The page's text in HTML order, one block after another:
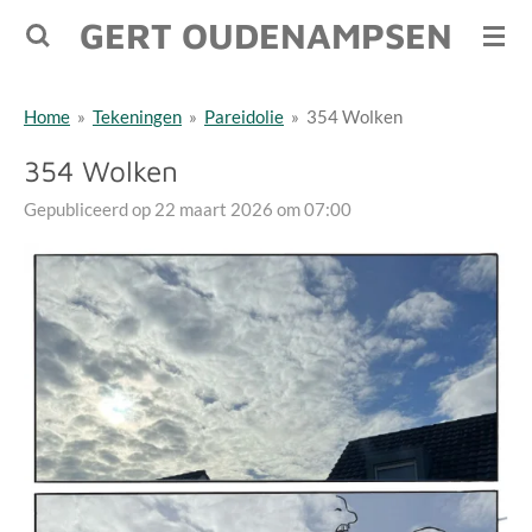
Ga
de
GERT OUDENAMPSEN
Home » Tekeningen » Pareidolie » 354 Wolken
354 Wolken
Gepubliceerd op 22 maart 2026 om 07:00